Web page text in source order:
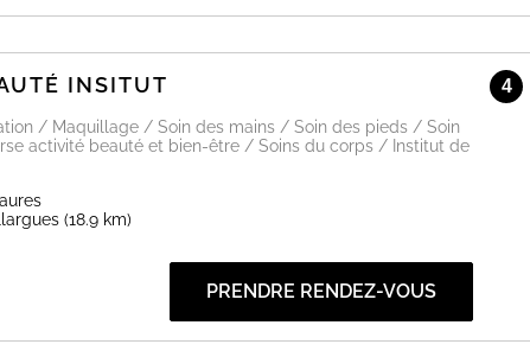
chaleureuse ainsi qu'un magnifique sourire.
et vous dit à très bientôt!
INSITUT 4
/ Maquillage / Soin des mains / Soin des pieds / Soin
activité beauté et bien-être / Soins du corps / Institut de
(18.9 km)
PRENDRE RENDEZ-VOUS